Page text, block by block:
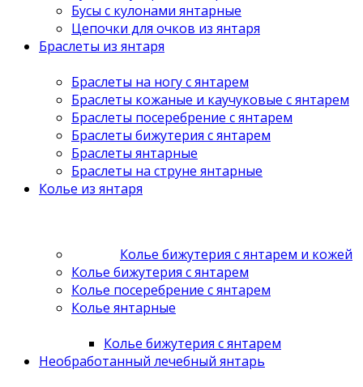
Бусы с кулонами янтарные
Цепочки для очков из янтаря
Браслеты из янтаря
Браслеты на ногу с янтарем
Браслеты кожаные и каучуковые с янтарем
Браслеты посеребрение с янтарем
Браслеты бижутерия с янтарем
Браслеты янтарные
Браслеты на струне янтарные
Колье из янтаря
Колье бижутерия с янтарем и кожей
Колье бижутерия с янтарем
Колье посеребрение с янтарем
Колье янтарные
Колье бижутерия с янтарем
Необработанный лечебный янтарь